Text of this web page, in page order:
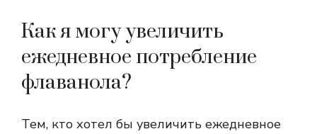
Как я могу увеличить
ежедневное потребление
флаванола?
Тем, кто хотел бы увеличить ежедневное